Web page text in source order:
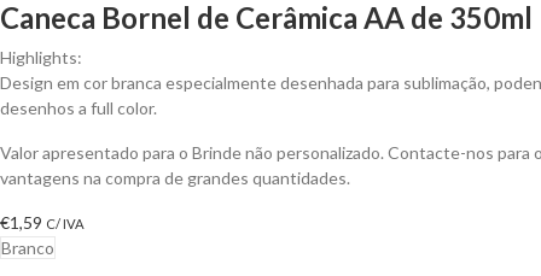
Caneca Bornel de Cerâmica AA de
Highlights:
Design em cor branca especialmente desenhada para sublimação,
desenhos a full color.
Valor apresentado para o Brinde não personalizado. Contacte-nos para
vantagens na compra de grandes quantidades.
€1,59 C/ IVA
Branco